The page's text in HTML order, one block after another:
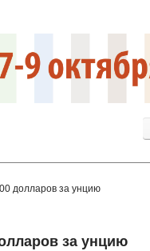
долларов за унцию
за унцию